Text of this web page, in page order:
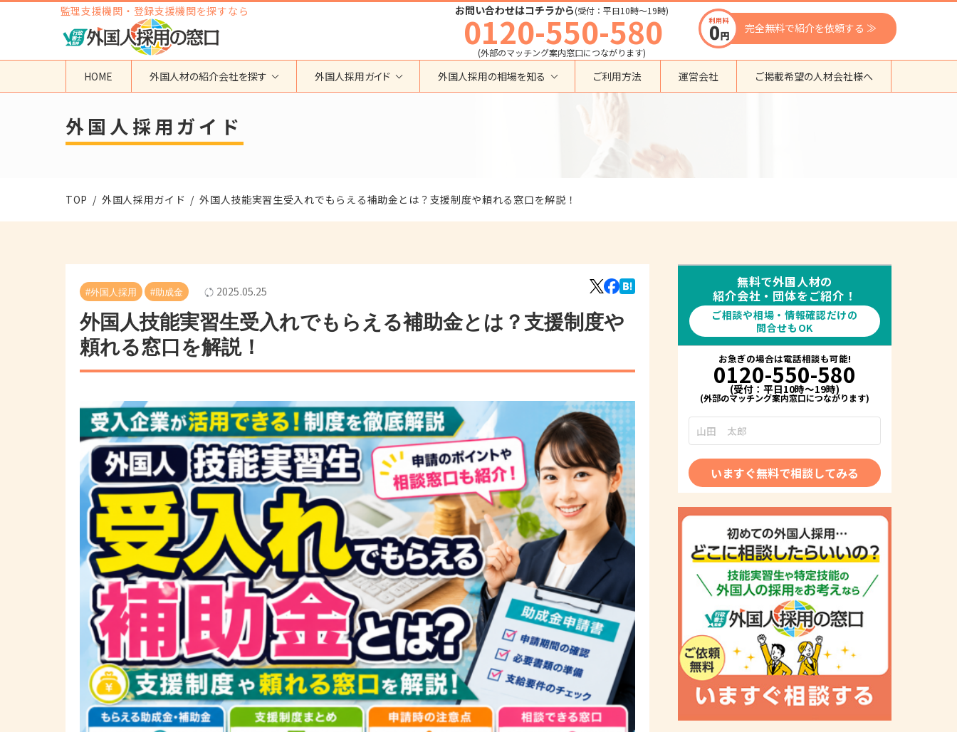
監理支援機関・登録支援機関を探すなら お問い合わせはコチラから(受付：平日10時〜19時)
0120-550-580
(外部のマッチング案内窓口につながります)
完全無料で紹介を依頼する ≫
HOME 外国人材の紹介会社を探す
地域から検索する
東京都
大阪府
愛知県
その他の地域
国籍から検索する
ベトナム
ミャンマー
カンボジア
タイ
ネパール
その他の国籍
永住者･定住者･配偶者
高度専門職
インターンシップ
医療
その他
清掃・ビルクリーニング
運送・ドライバー
宿泊
漁業
物流倉庫
リネンサプライ
造船・航空・鉄道
通訳・翻訳
IT
営業
貿易
講師・教師
販売・接客
登録支援機関
行政書士事務所
外国人採用ガイド
外国人採用
業界別採用
人事・労務
組織・マネジメント
採用市場
調査・プレスリリース
お役立ち資料
その他
外国人採用の相場を知る ご利用方法 運営会社 ご掲載希望の人材会社様へ
外国人採用ガイド
TOP 外国人採用ガイド 外国人技能実習生受入れでもらえる補助金とは？支援制度や頼れる窓口を解説！
#外国人採用 #助成金 2025.05.25
外国人技能実習生受入れでもらえる補助金とは？支援制度や
頼れる窓口を解説！
無料で外国人材の
紹介会社・団体をご紹介！
ご相談や相場・情報確認だけの
問合せもOK
お急ぎの場合は電話相談も可能!
0120-550-580
(受付：平日10時～19時)
いますぐ無料で相談してみる